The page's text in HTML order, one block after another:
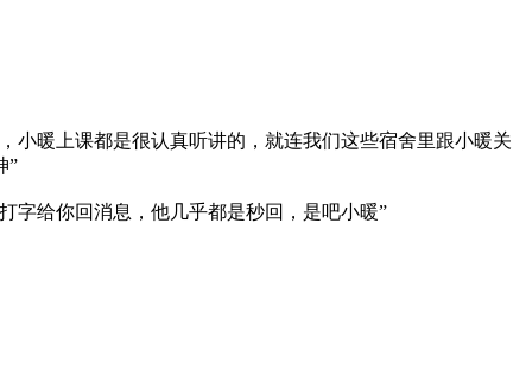
暖上课都是很认真听讲的，就连我们这些宿舍里跟小暖关
”
给你回消息，他几乎都是秒回，是吧小暖”